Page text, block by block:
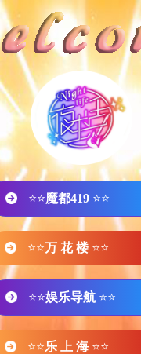
⭐⭐魔都419 ⭐⭐
⭐⭐万 花 楼 ⭐⭐
⭐⭐娱乐导航 ⭐⭐
⭐⭐乐 上 海 ⭐⭐